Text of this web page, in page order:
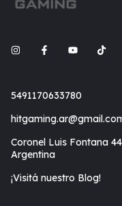
5491170633780
Coronel Luis Fontana
Argentina
¡Visitá nuestro Blog!